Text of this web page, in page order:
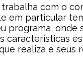
trabalha com o
em particular
programa, onde
características
realiza e seus